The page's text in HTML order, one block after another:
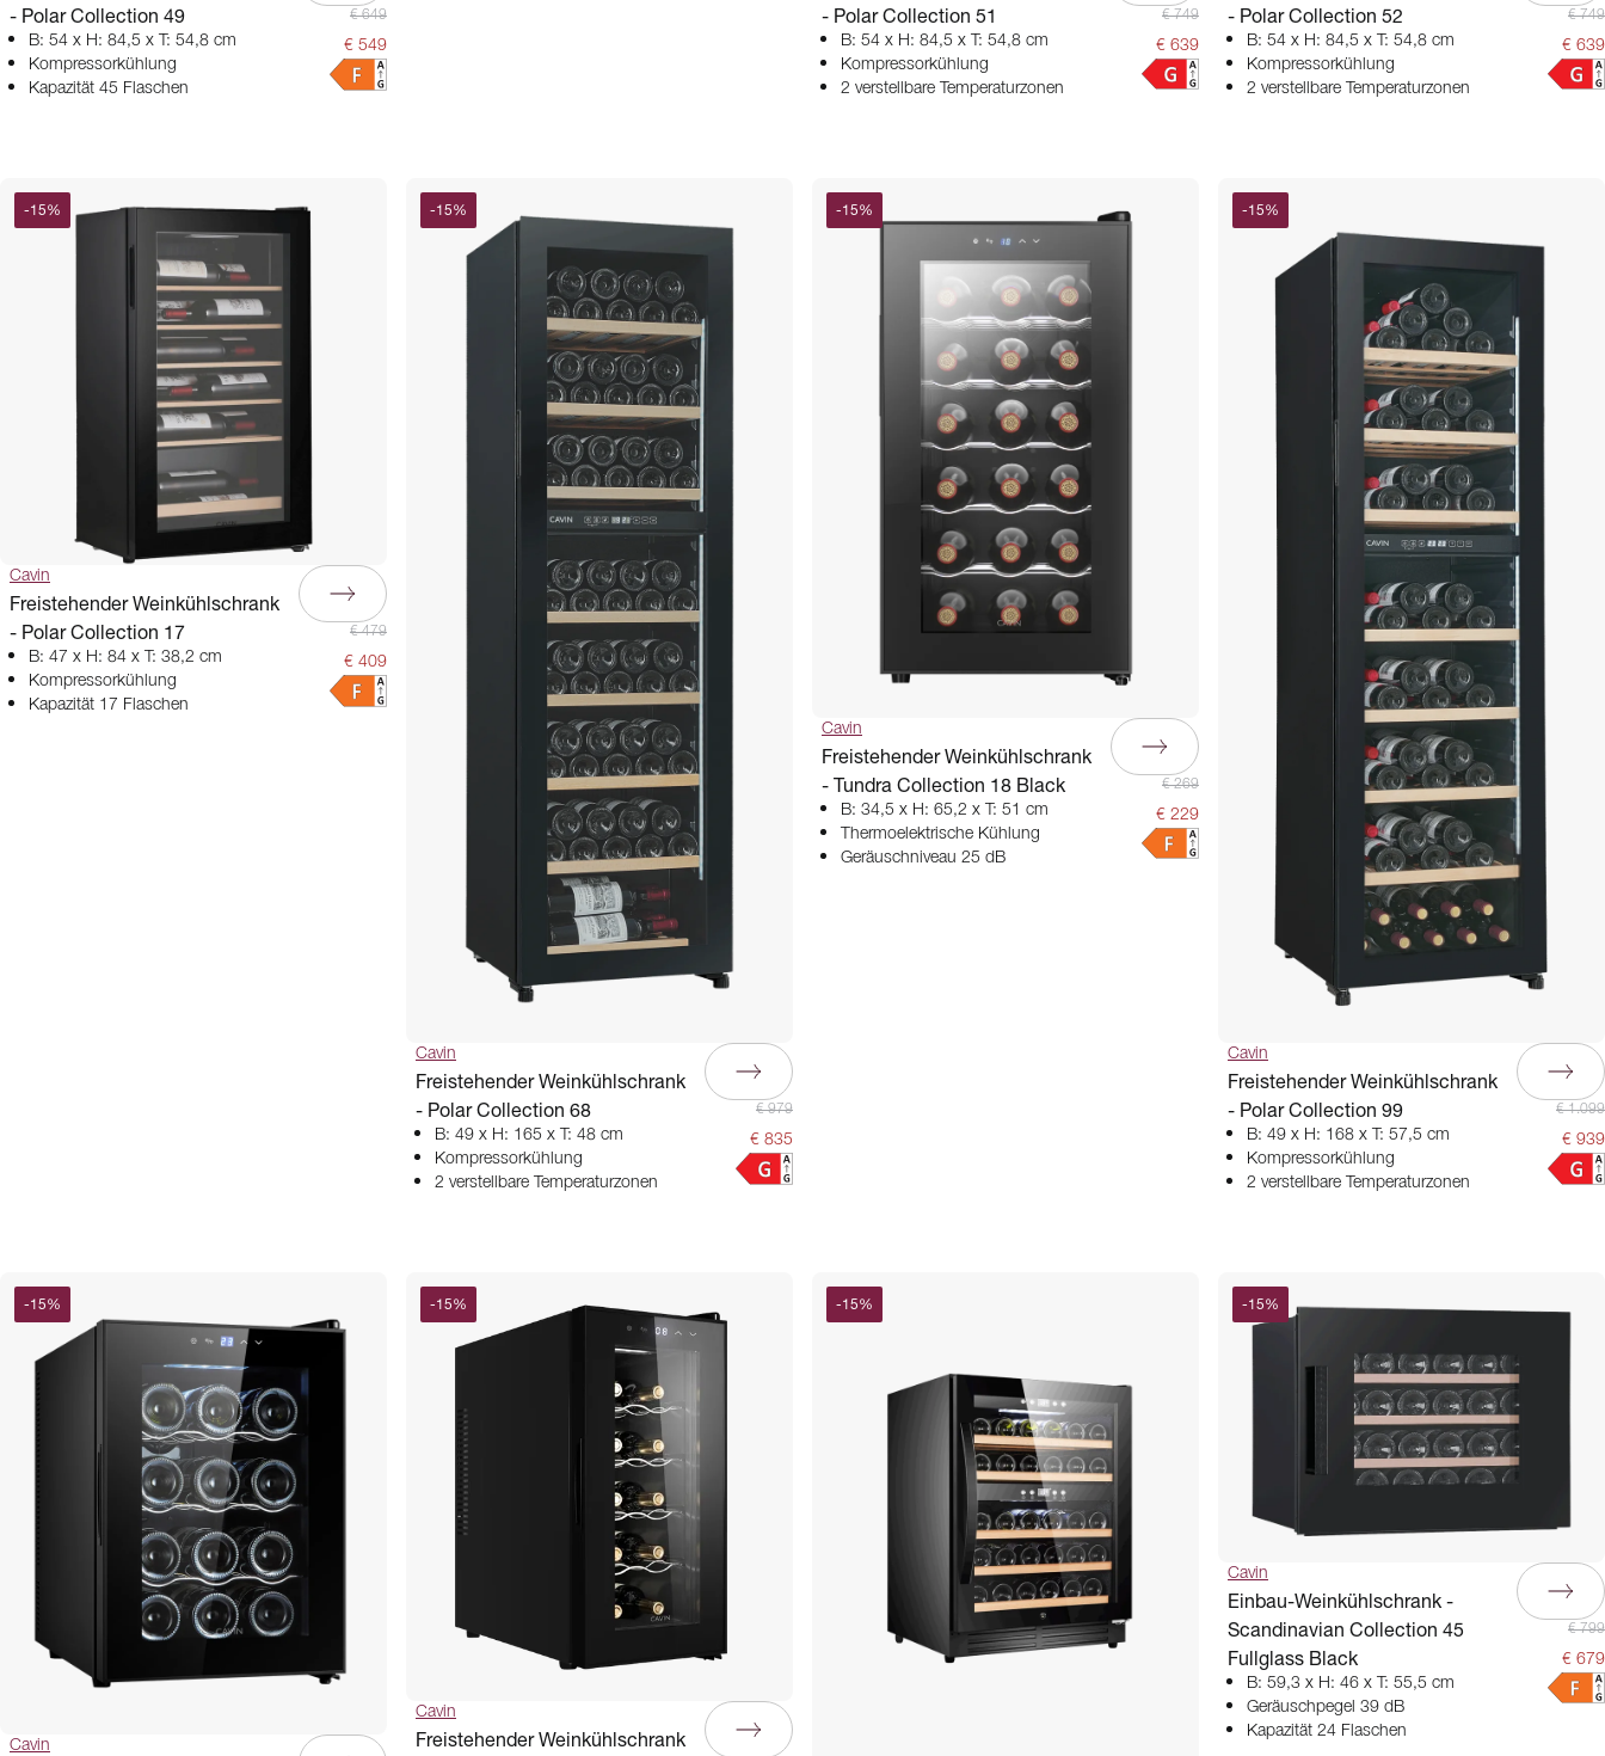
- Polar Collection 49
B: 54 x H: 84,5 x T: 54,8 cm
Kompressorkühlung
Kapazität 45 Flaschen
€ 649
€ 549
- Polar Collection 51
B: 54 x H: 84,5 x T: 54,8 cm
Kompressorkühlung
2 verstellbare Temperaturzonen
€ 749
€ 639
- Polar Collection 52
B: 54 x H: 84,5 x T: 54,8 cm
Kompressorkühlung
2 verstellbare Temperaturzonen
€ 749
€ 639
-15%
Cavin
Freistehender Weinkühlschrank
- Polar Collection 17
B: 47 x H: 84 x T: 38,2 cm
Kompressorkühlung
Kapazität 17 Flaschen
€ 479
€ 409
-15%
Cavin
Freistehender Weinkühlschrank
- Polar Collection 68
B: 49 x H: 165 x T: 48 cm
Kompressorkühlung
2 verstellbare Temperaturzonen
€ 979
€ 835
-15%
Cavin
Freistehender Weinkühlschrank
- Tundra Collection 18 Black
B: 34,5 x H: 65,2 x T: 51 cm
Thermoelektrische Kühlung
Geräuschniveau 25 dB
€ 269
€ 229
-15%
Cavin
Freistehender Weinkühlschrank
- Polar Collection 99
B: 49 x H: 168 x T: 57,5 cm
Kompressorkühlung
2 verstellbare Temperaturzonen
€ 1.099
€ 939
-15%
Cavin
-15%
Cavin
Freistehender Weinkühlschrank
-15% -15%
Cavin
Einbau-Weinkühlschrank -
Scandinavian Collection 45
Fullglass Black
B: 59,3 x H: 46 x T: 55,5 cm
Geräuschpegel 39 dB
Kapazität 24 Flaschen
€ 799
€ 679